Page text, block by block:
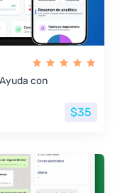
con
$35